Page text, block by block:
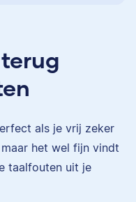
als je vrij zeker
het wel fijn vindt
taalfouten uit je